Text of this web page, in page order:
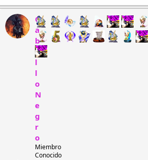
C
a
b
a
l
l
o
N
e
g
r
o
Miembro
Conocido